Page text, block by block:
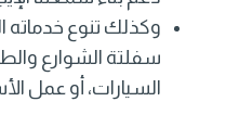
وكذلك تنوع خدماته
سفلتة الشوارع
السيارات، أو عمل